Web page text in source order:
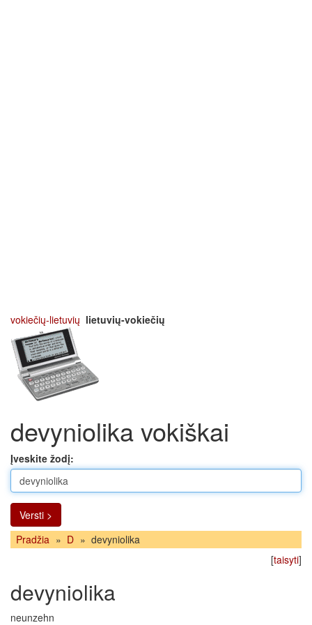
vokiečių-lietuvių lietuvių-vokiečių
devyniolika vokiškai
Įveskite žodį:
Versti >
Pradžia » D » devyniolika
[taisyti]
devyniolika
neunzehn